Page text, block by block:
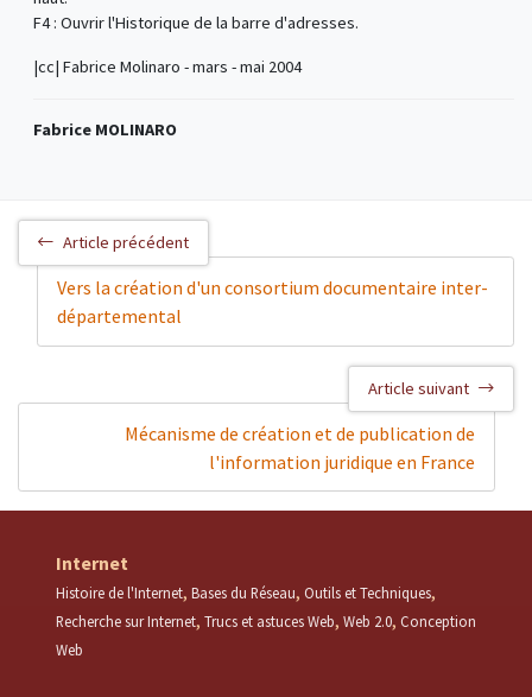
F4 : Ouvrir l'Historique de la barre d'adresses.
|cc| Fabrice Molinaro - mars - mai 2004
Fabrice MOLINARO
Article précédent
Vers la création d'un consortium documentaire inter-
départemental
Article suivant
Mécanisme de création et de publication de
l'information juridique en France
Internet
Histoire de l'Internet Bases du Réseau Outils et Techniques
Recherche sur Internet Trucs et astuces Web Web 2.0 Conception
Web